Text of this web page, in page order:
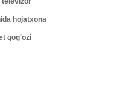
hojatxona
qog'ozi